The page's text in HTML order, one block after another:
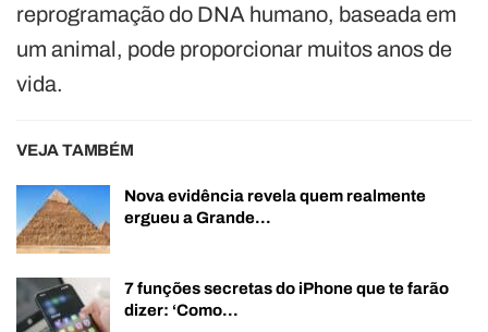
reprogramação do DNA humano, baseada em
um animal, pode proporcionar muitos anos de
vida.
VEJA TAMBÉM
Nova evidência revela quem realmente
ergueu a Grande…
7 funções secretas do iPhone que te farão
dizer: ‘Como…